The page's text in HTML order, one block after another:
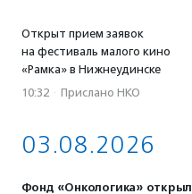
Открыт прием заявок
на фестиваль малого кино
«Рамка» в Нижнеудинске
10:32 · Прислано НКО
03.08.2026
Фонд «Онкологика» открыл